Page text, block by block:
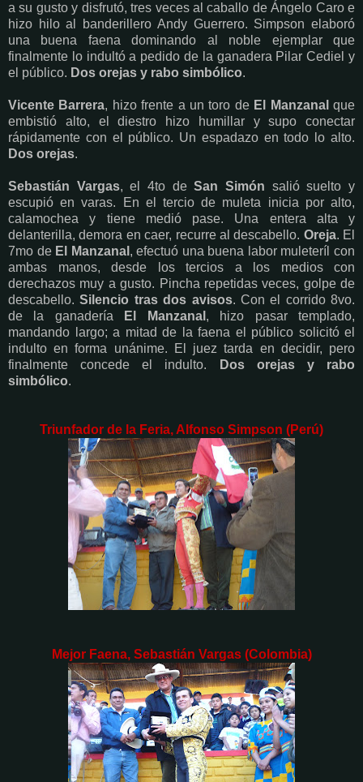
a su gusto y disfrutó, tres veces al caballo de Ángelo Caro e
hizo hilo al banderillero Andy Guerrero. Simpson elaboró
una buena faena dominando al noble ejemplar que
finalmente lo indultó a pedido de la ganadera Pilar Cediel y
el público. Dos orejas y rabo simbólico.
Vicente Barrera, hizo frente a un toro de El Manzanal que
embistió alto, el diestro hizo humillar y supo conectar
rápidamente con el público. Un espadazo en todo lo alto.
Dos orejas.
Sebastián Vargas, el 4to deSan Simón salió suelto y
escupió en varas. En el tercio de muleta inicia por alto,
calamochea y tiene medió pase. Una entera alta y
delanterilla, demora en caer, recurre al descabello. Oreja. El
7mo de El Manzanal , efectuó una buena labor muleteríl con
ambas manos, desde los tercios a los medios con
derechazos muy a gusto. Pincha repetidas veces, golpe de
descabello.Silencio tras dos avisos. Con el corrido 8vo.
de la ganadería
El Manzanal , hizo pasar templado,
mandando largo; a mitad de la faena el público solicitó el
indulto en forma unánime. El juez tarda en decidir, pero
finalmente concede el indulto.
Dos orejas y rabo
simbólico.
Triunfador de la Feria, Alfonso Simpson (Perú)
Mejor Faena, Sebastián Vargas (Colombia)